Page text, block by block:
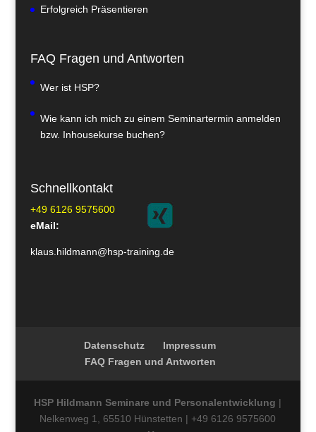
Erfolgreich Präsentieren
FAQ Fragen und Antworten
Wer ist HSP?
Wie kann ich mich zu einem Seminartermin anmelden
bzw. Inhousekurse buchen?
Schnellkontakt
+49 6126 9575600
eMail:
klaus.hildmann@hsp-training.de
Datenschutz
Impressum
FAQ Fragen und Antworten
HSP Hildmann Seminare und Personalentwicklung |
Nelkenweg 1, 65510 Hünstetten | +49 6126 9575600